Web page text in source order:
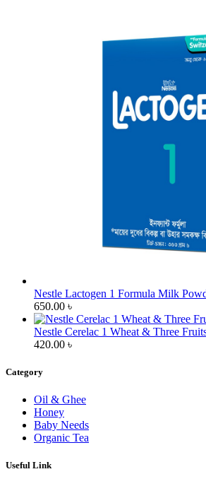
Nestle Lactogen 1 Formula Milk
650.00 ৳
Nestle Cerelac 1 Wheat & Three
420.00 ৳
Category
Oil & Ghee
Honey
Baby Needs
Organic Tea
Useful Link